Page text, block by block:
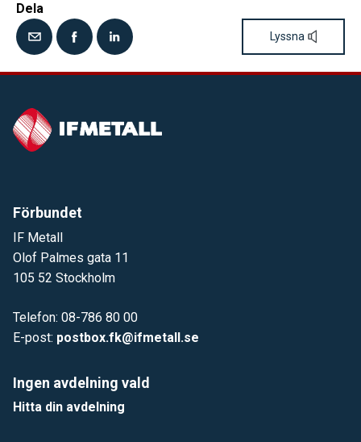
Dela
Lyssna
Förbundet
IF Metall
Olof Palmes gata 11
105 52 Stockholm
Telefon: 08-786 80 00
E-post: postbox.fk@ifmetall.se
Ingen avdelning vald
Hitta din avdelning